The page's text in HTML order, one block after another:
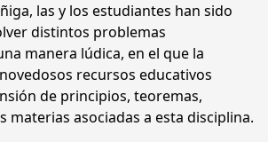
las y los estudiantes han sido
distintos problemas
manera lúdica, en el que la
recursos educativos
de principios, teoremas,
materias asociadas a esta disciplina.